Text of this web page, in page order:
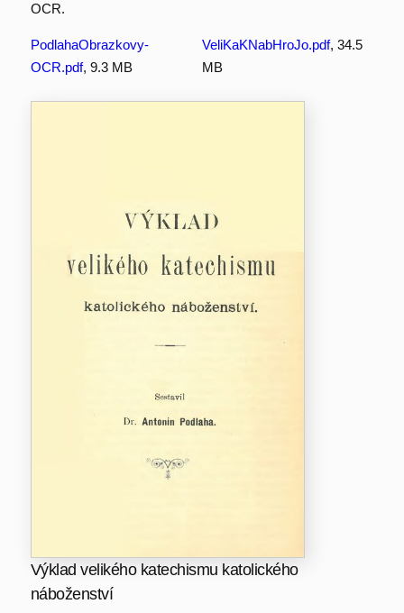
OCR.
PodlahaObrazkovy-
OCR.pdf, 9.3 MB
VeliKaKNabHroJo.pdf, 34.5
MB
Výklad velikého katechismu katolického
náboženství